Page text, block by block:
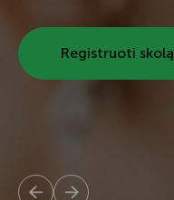
Registruoti skolą